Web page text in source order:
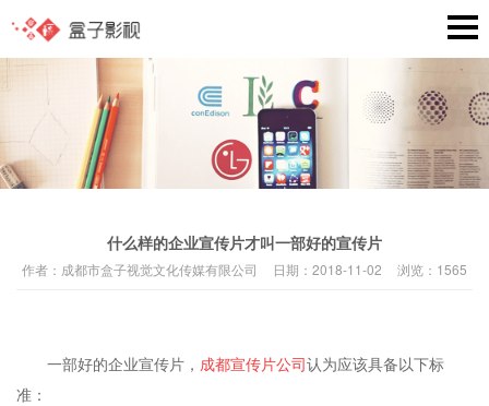
什么样的企业宣传片才叫一部好的宣传片
作者： 成都市盒子视觉文化传媒有限公司 日期： 2018-11-02 浏览： 1565
一部好的企业宣传片， 成都宣传片公司认为应该具备以下标
准：